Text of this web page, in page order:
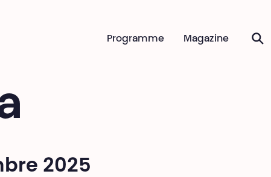
Magazine
Programme
2025